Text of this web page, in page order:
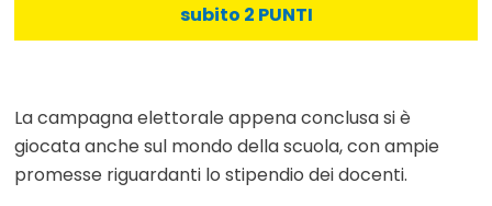
subito 2 PUNTI
La campagna elettorale appena conclusa si è
giocata anche sul mondo della scuola, con ampie
promesse riguardanti lo stipendio dei docenti.